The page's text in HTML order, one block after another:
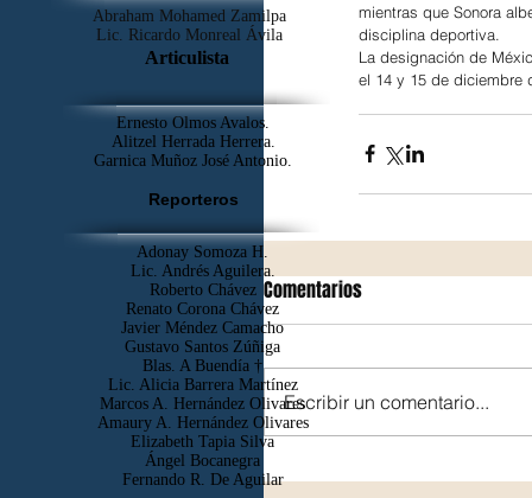
mientras que Sonora
disciplina deportiva.
La designación de
el 14 y 15 de diciembre
Comentarios
Escribir un comentario...
Abraham Mohamed Zamilpa
Lic. Ricardo Monreal Ávila
Articulista
Ernesto Olmos Avalos.
Alitzel Herrada Herrera.
Garnica Muñoz José Antonio.
Reporteros
Adonay Somoza H.
Lic. Andrés Aguilera.
Roberto Chávez
Renato Corona Chávez
Javier Méndez Camacho
Gustavo Santos Zúñiga
Blas. A Buendía †
​Lic. Alicia Barrera Martínez
Marcos A. Hernández Olivares
Amaury A. Hernández Olivares
Elizabeth Tapia Silva
Ángel Bocanegra
Fernando R. De Aguilar